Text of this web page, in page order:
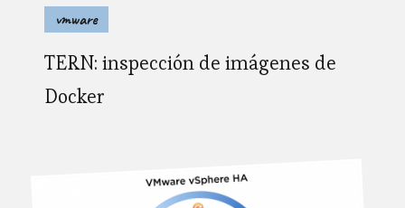
vmware
TERN: inspección de imágenes de
Docker